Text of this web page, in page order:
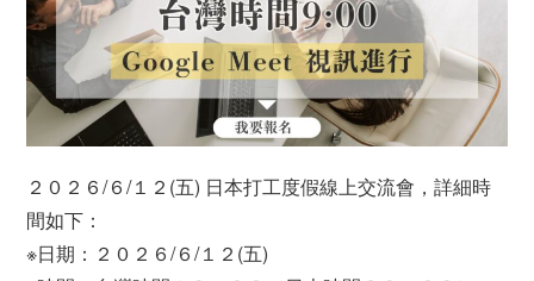
２０２６/６/１２(五) 日本打工度假線上交流會，詳細時
間如下：
※日期：２０２６/６/１２(五)